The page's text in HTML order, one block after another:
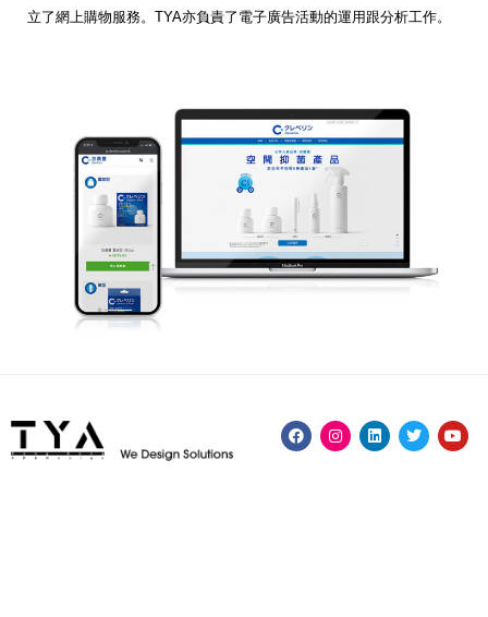
立了網上購物服務。TYA亦負責了電子廣告活動的運用跟分析工作。